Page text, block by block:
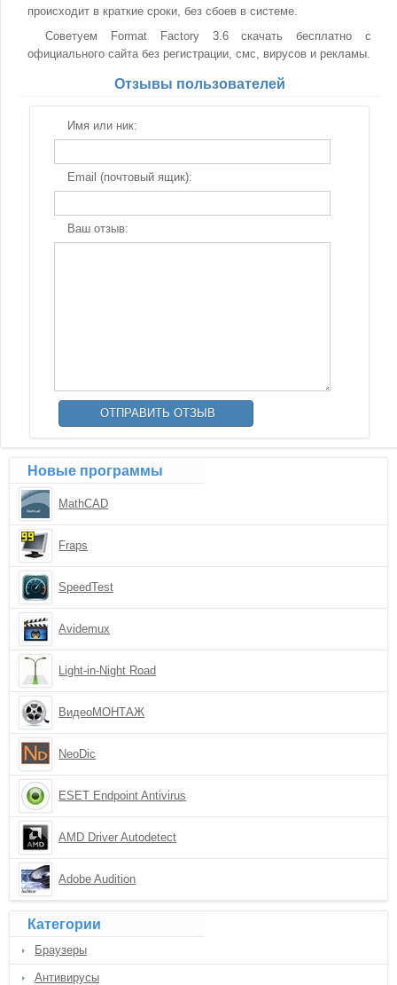
происходит в краткие сроки, без сбоев в системе.
Советуем Format Factory 3.6 скачать бесплатно с
официального сайта без регистрации, смс, вирусов и рекламы.
Отзывы пользователей
Имя или ник:
Email (почтовый ящик):
Ваш отзыв:
Новые программы
MathCAD
Fraps
SpeedTest
Avidemux
Light-in-Night Road
ВидеоМОНТАЖ
NeoDic
ESET Endpoint Antivirus
AMD Driver Autodetect
Adobe Audition
Категории
Браузеры
Антивирусы